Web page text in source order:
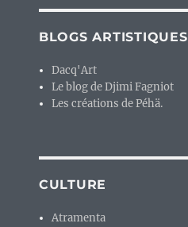
BLOGS ARTISTIQUES
Dacq'Art
Le blog de Djimi Fagniot
Les créations de Péhä.
CULTURE
Atramenta